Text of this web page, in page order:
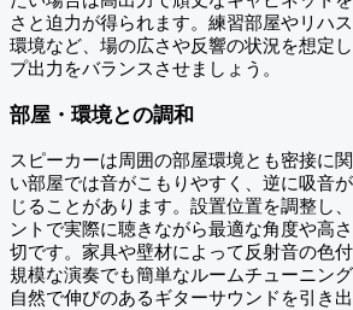
さと迫力が得られます。練習部屋やリハ
環境など、場の広さや反響の状況を想定
プ出力をバランスさせましょう。
部屋・環境との調和
スピーカーは周囲の部屋環境とも密接に
い部屋では音がこもりやすく、逆に吸音
じることがあります。設置位置を調整し
ントで実際に聴きながら最適な角度や高
切です。家具や壁材によって反射音の色
規模な演奏でも簡単なルームチューニン
自然で伸びのあるギターサウンドを引き出